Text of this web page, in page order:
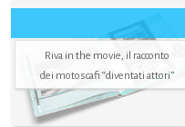
Riva in the movie, il racconto
dei motoscafi “diventati attori”